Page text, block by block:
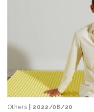
Others | 2022/08/20